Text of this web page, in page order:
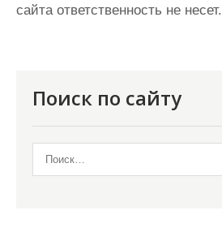
сайта ответственность не несет.
Поиск по сайту